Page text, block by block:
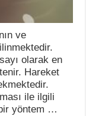
ve
olarak en
Hareket
ile ilgili
yöntem …